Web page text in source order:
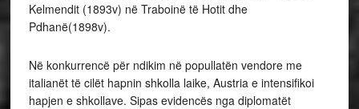
Kelmendit (1893v) në Traboinë të Hotit dhe
Pdhanë(1898v).
Në konkurrencë për ndikim në popullatën vendore me
italianët të cilët hapnin shkolla laike, Austria e intensifikoi
hapjen e shkollave. Sipas evidencës nga diplomatët